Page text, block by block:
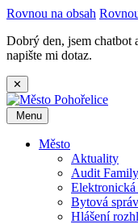
Rovnou na obsah
Dobrý den, jsem chatbot
napište mi dotaz.
✕
Menu
Město
Aktuality
Audit
Elektronická
Bytová
Hlášení